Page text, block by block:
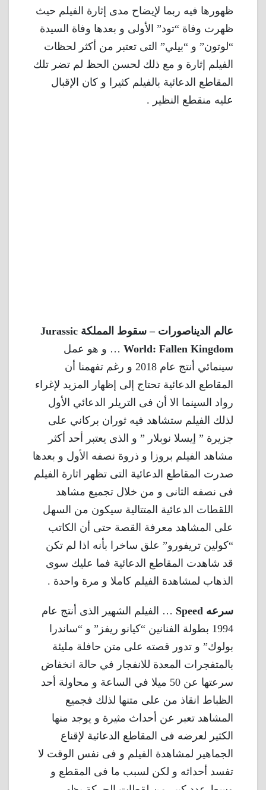
ظهورها فيه ربما لإيضاح مدى إثارة الفيلم حيث
ظهرت وفاة “تود” الأولى و بعدها وفاة السيدة
“لوتون” و “بيلي” التى تعتبر من أكثر لحظات
الفيلم إثارة و مع ذلك لحسن الحظ لم تضر تلك
المقاطع الدعائية بالفيلم كثيرا و كان الإقبال
عليه منقطع النظير .
عالم الديناصورات – سقوط المملكة Jurassic
World: Fallen Kingdom … و هو عمل
سينمائي أنتج عام 2018 و رغم تفهمنا أن
المقاطع الدعائية تحتاج إلى إظهار المزيد لإغراء
رواد السينما الا أن فى التريلر الدعائي الأول
لذلك الفيلم ستشاهد فيه ثوران بركاني على
جزيرة ” إيسلا نوبلار ” و الذى يعتبر أحد أكثر
مشاهد الفيلم بروزا و ذروة نصفه الأول و بعدها
صدرت المقاطع الدعائية التى تظهر اثارة الفيلم
فى نصفه الثانى و من خلال تجميع مشاهد
اللقطات الدعائية المتتالية سيكون من السهل
على المشاهد معرفة القصة حتى أن الكاتب
“كولين تريفورو” علق ساخرا بأنه اذا لم تكن
قد شاهدت المقاطع الدعائية فما عليك سوى
الذهاب لمشاهدة الفيلم كاملا و مرة واحدة .
سرعه Speed
… الفيلم الشهير الذى أنتج عام
1994 بطولة الفنانين “كيانو ريفز” و “ساندرا
بولوك” و تدور قصته على متن حافلة مليئة
بالمتفجرات المعدة للانفجار في حالة انخفاض
سرعتها عن 50 ميلا في الساعة و محاولة أحد
الظباط انقاذ من على متنها لذلك فجميع
المشاهد تعبر عن أحداث مثيرة و يوجد منها
الكثير لعرضه فى المقاطع الدعائية لإقناع
الجماهير لمشاهدة الفيلم و فى نفس الوقت لا
تفسد أحداثه و لكن لسبب ما فى المقطع و